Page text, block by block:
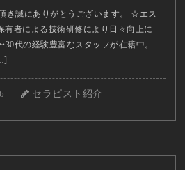
き誠にありがとうございます。 ☆エス
者による技術研修により日々向上に
代の経験豊富なスタッフが在籍中。
6 セラピスト紹介